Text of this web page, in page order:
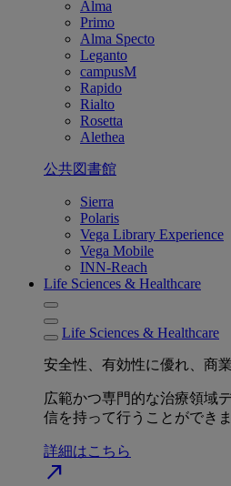
Alma
Primo
Alma Specto
Leganto
campusM
Rapido
Rialto
Rosetta
Alethea
公共図書館
Sierra
Polaris
Vega Library Experience
Vega Mobile
INN-Reach
Life Sciences & Healthcare
Life Sciences & Healthcare
安全性、有効性に優れ、商
広範かつ専門的な治療領域
信を持って行うことができま
詳細はこちら
north_east